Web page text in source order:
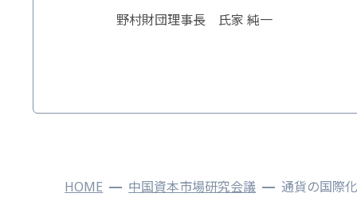
野村財団理事長 氏家 純一
HOME 中国資本市場研究会議 通貨の国際